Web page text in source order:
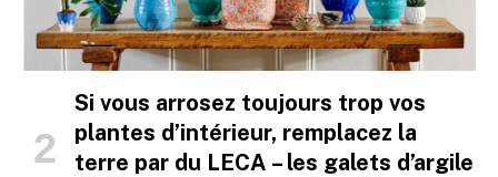
Si vous arrosez toujours trop vos
plantes d’intérieur, remplacez la
terre par du LECA – les galets d’argile